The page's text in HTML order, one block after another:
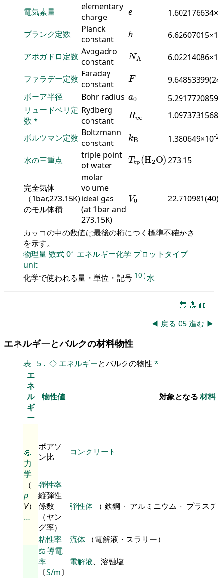
電気素量
elementary
charge
e
プランク定数
Planck
constant
h
アボガドロ定数 Avogadro
constant
NA
NA
ファラデー定数 Faraday
constant
F
F
ボーア半径
Bohr radius a0
a0
リュードベリ定
数 *
Rydberg
constant
R∞
R∞
ボルツマン定数 Boltzmann
constant
kB
k 1.380649×10-
水の三重点
triple point
of water
Ttp(H2O)
Ttp(H 2O)273.15
完全気体
（1bar,273.15K)
のモル体積
molar
volume
ideal gas
(at 1bar and
273.15K)
V0
V0 22.710981(40)
カッコの中の数値は最後の桁につく標準不確かさ
を示す。
物理量数式01 エネルギー化学 プロットタイプ
unit
化学で使われる量・単位・記号 10 )水
🔚 🔝 📖
◀ 戻る 05進む ▶
エネルギーとバルクの材料物性
表 5 . ◇ エネルギーとバルクの物性 *
エ
ネ
ル
ギ
ー
物性値 対象となる材料
💪
力
学
（
p
V）
…
ポアソ
ン比
コンクリート
弾性率
縦弾性
係数
（ヤン
グ率）
弾性体 （ 鉄鋼・ アルミニウム・ プラス
粘性率 流体 （電解液・スラリー）
⚖️導電
率
〔S/m〕
電解液、溶融塩